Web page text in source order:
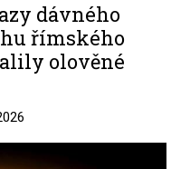
dávného
římského
olověné